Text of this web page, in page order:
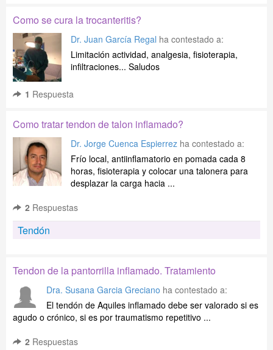
Como se cura la trocanteritis?
Dr. Juan García Regal ha contestado a:
Limitación actividad, analgesia, fisioterapia,
infiltraciones... Saludos
1 Respuesta
Como tratar tendon de talon inflamado?
Dr. Jorge Cuenca Espierrez ha contestado a:
Frío local, antiinflamatorio en pomada cada 8
horas, fisioterapia y colocar una talonera para
desplazar la carga hacia ...
2 Respuestas
Tendón
Tendon de la pantorrilla inflamado. Tratamiento
Dra. Susana Garcia Greciano ha contestado a:
El tendón de Aquiles inflamado debe ser valorado si es
agudo o crónico, si es por traumatismo repetitivo ...
2 Respuestas